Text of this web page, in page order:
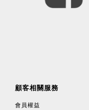
顧客相關服務
會員權益